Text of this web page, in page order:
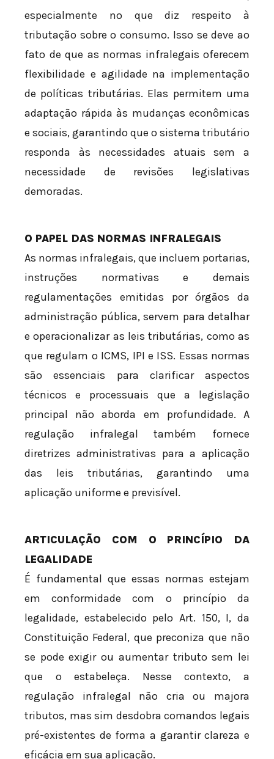
especialmente no que diz respeito à
tributação sobre o consumo. Isso se deve ao
fato de que as normas infralegais oferecem
flexibilidade e agilidade na implementação
de políticas tributárias. Elas permitem uma
adaptação rápida às mudanças econômicas
e sociais, garantindo que o sistema tributário
responda às necessidades atuais sem a
necessidade de revisões legislativas
demoradas.
O PAPEL DAS NORMAS INFRALEGAIS
As normas infralegais, que incluem portarias,
instruções normativas e demais
regulamentações emitidas por órgãos da
administração pública, servem para detalhar
e operacionalizar as leis tributárias, como as
que regulam o ICMS, IPI e ISS. Essas normas
são essenciais para clarificar aspectos
técnicos e processuais que a legislação
principal não aborda em profundidade. A
regulação infralegal também fornece
diretrizes administrativas para a aplicação
das leis tributárias, garantindo uma
aplicação uniforme e previsível.
ARTICULAÇÃO COM O PRINCÍPIO DA
LEGALIDADE
É fundamental que essas normas estejam
em conformidade com o princípio da
legalidade, estabelecido pelo Art. 150, I, da
Constituição Federal, que preconiza que não
se pode exigir ou aumentar tributo sem lei
que o estabeleça. Nesse contexto, a
regulação infralegal não cria ou majora
tributos, mas sim desdobra comandos legais
pré-existentes de forma a garantir clareza e
eficácia em sua aplicação.